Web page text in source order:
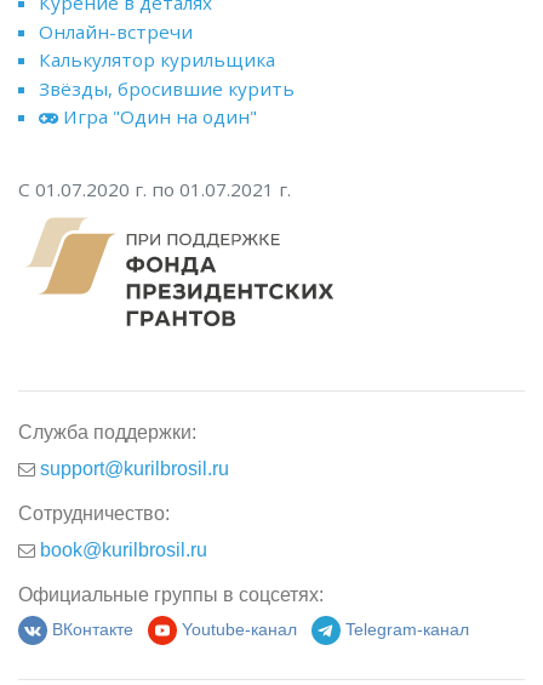
Онлайн-встречи
Калькулятор курильщика
Звёзды, бросившие курить
Игра "Один на один"
С 01.07.2020 г. по 01.07.2021 г.
Служба поддержки:
support@kurilbrosil.ru
Сотрудничество:
book@kurilbrosil.ru
Официальные группы в соцсетях:
ВКонтакте Youtube-канал Telegram-канал